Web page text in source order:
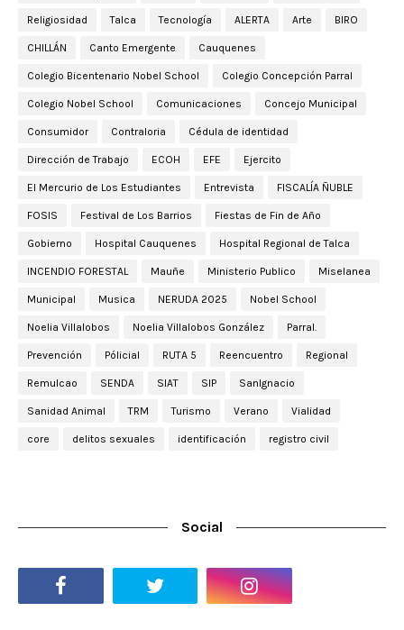
Religiosidad Talca Tecnología ALERTA Arte BIRO
CHILLÁN Canto Emergente Cauquenes
Colegio Bicentenario Nobel School Colegio Concepción Parral
Colegio Nobel School Comunicaciones Concejo Municipal
Consumidor Contraloria Cédula de identidad
Dirección de Trabajo ECOH EFE Ejercito
El Mercurio de Los Estudiantes Entrevista FISCALÍA ÑUBLE
FOSIS Festival de Los Barrios Fiestas de Fin de Año
Gobierno Hospital Cauquenes Hospital Regional de Talca
INCENDIO FORESTAL Mauñe Ministerio Publico Miselanea
Municipal Musica NERUDA 2025 Nobel School
Noelia Villalobos Noelia Villalobos González Parral.
Prevención Pólicial RUTA 5 Reencuentro Regional
Remulcao SENDA SIAT SIP SanIgnacio
Sanidad Animal TRM Turismo Verano Vialidad
core delitos sexuales identificación registro civil
Social